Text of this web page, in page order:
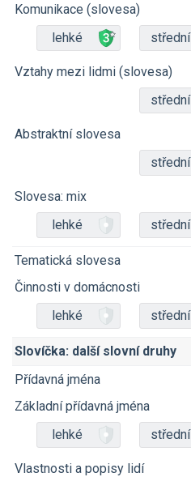
Komunikace (slovesa)
lehké
střední
Vztahy mezi lidmi (slovesa)
střední
Abstraktní slovesa
střední
Slovesa: mix
lehké
střední
Tematická slovesa
Činnosti v domácnosti
lehké
střední
Slovíčka: další slovní druhy
Přídavná jména
Základní přídavná jména
lehké
střední
Vlastnosti a popisy lidí